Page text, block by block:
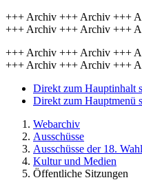
+++ Archiv +++ Archiv +++
+++ Archiv +++ Archiv +++
+++ Archiv +++ Archiv +++
+++ Archiv +++ Archiv +++
Direkt zum Hauptinhalt
Direkt zum Hauptmenü
Webarchiv
Ausschüsse
Ausschüsse der 18.
Kultur und Medien
Öffentliche Sitzungen